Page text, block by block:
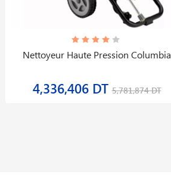
Nettoyeur Haute Pression Columbia
4,336,406 DT5,781,874 DT